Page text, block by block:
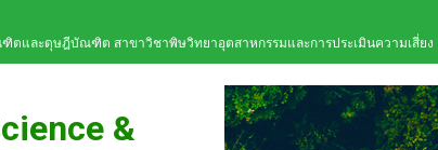
ตและดุษฎีบัณฑิต สาขาวิชาพิษวิทยาอุตสาหกรรมและการประเมินความเสี่ยง
&